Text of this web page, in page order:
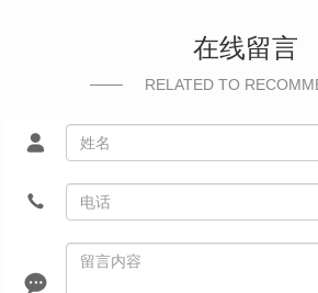
在线留言
RELATED TO